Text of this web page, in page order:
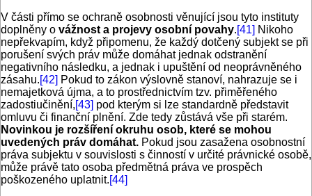
V části přímo se ochraně osobnosti věnující jsou tyto instituty
doplněny o vážnost a projevy osobní povahy.[41] Nikoho
nepřekvapím, když připomenu, že každý dotčený subjekt se při
porušení svých práv může domáhat jednak odstranění
negativního následku, a jednak i upuštění od neoprávněného
zásahu.[42] Pokud to zákon výslovně stanoví, nahrazuje se i
nemajetková újma, a to prostřednictvím tzv. přiměřeného
zadostiučinění,[43] pod kterým si lze standardně představit
omluvu či finanční plnění. Zde tedy zůstává vše při starém.
Novinkou je rozšíření okruhu osob, které se mohou
uvedených práv domáhat. Pokud jsou zasažena osobnostní
práva subjektu v souvislosti s činností v určité právnické osobě,
může právě tato osoba předmětná práva ve prospěch
poškozeného uplatnit.[44]